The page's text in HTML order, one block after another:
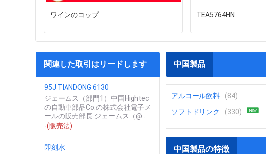
ワインのコップ TEA5764HN
関連した取引はリードします
95J TIANDONG 6130
ジェームス（部門1）中国Hightec
の自動車部品Co.の株式会社電子メ
ールの販売部長:ジェームス（@）
chinahightec.comのjameschina...
-(販売法)
即刻水
中国製品
アルコール飲料 (84)
ソフトドリンク
(330) NEW
中国製品の特徴